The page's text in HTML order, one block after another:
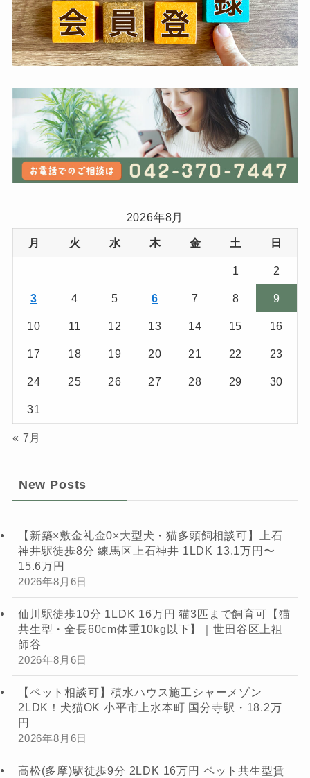
2026年8月
月 火 水 木 金 土 日
1 2
3 4 5 6 7 8 9
10 11 12 13 14 15 16
17 18 19 20 21 22 23
24 25 26 27 28 29 30
31
« 7月
New Posts
【新築×敷金礼金0×大型犬・猫多頭飼相談可】上石
神井駅徒歩8分 練馬区上石神井 1LDK 13.1万円〜
15.6万円
2026年8月6日
仙川駅徒歩10分 1LDK 16万円 猫3匹まで飼育可【猫
共生型・全長60cm体重10kg以下】｜世田谷区上祖
師谷
2026年8月6日
【ペット相談可】積水ハウス施工シャーメゾン
2LDK！犬猫OK 小平市上水本町 国分寺駅・18.2万
円
2026年8月6日
高松(多摩)駅徒歩9分 2LDK 16万円 ペット共生型賃